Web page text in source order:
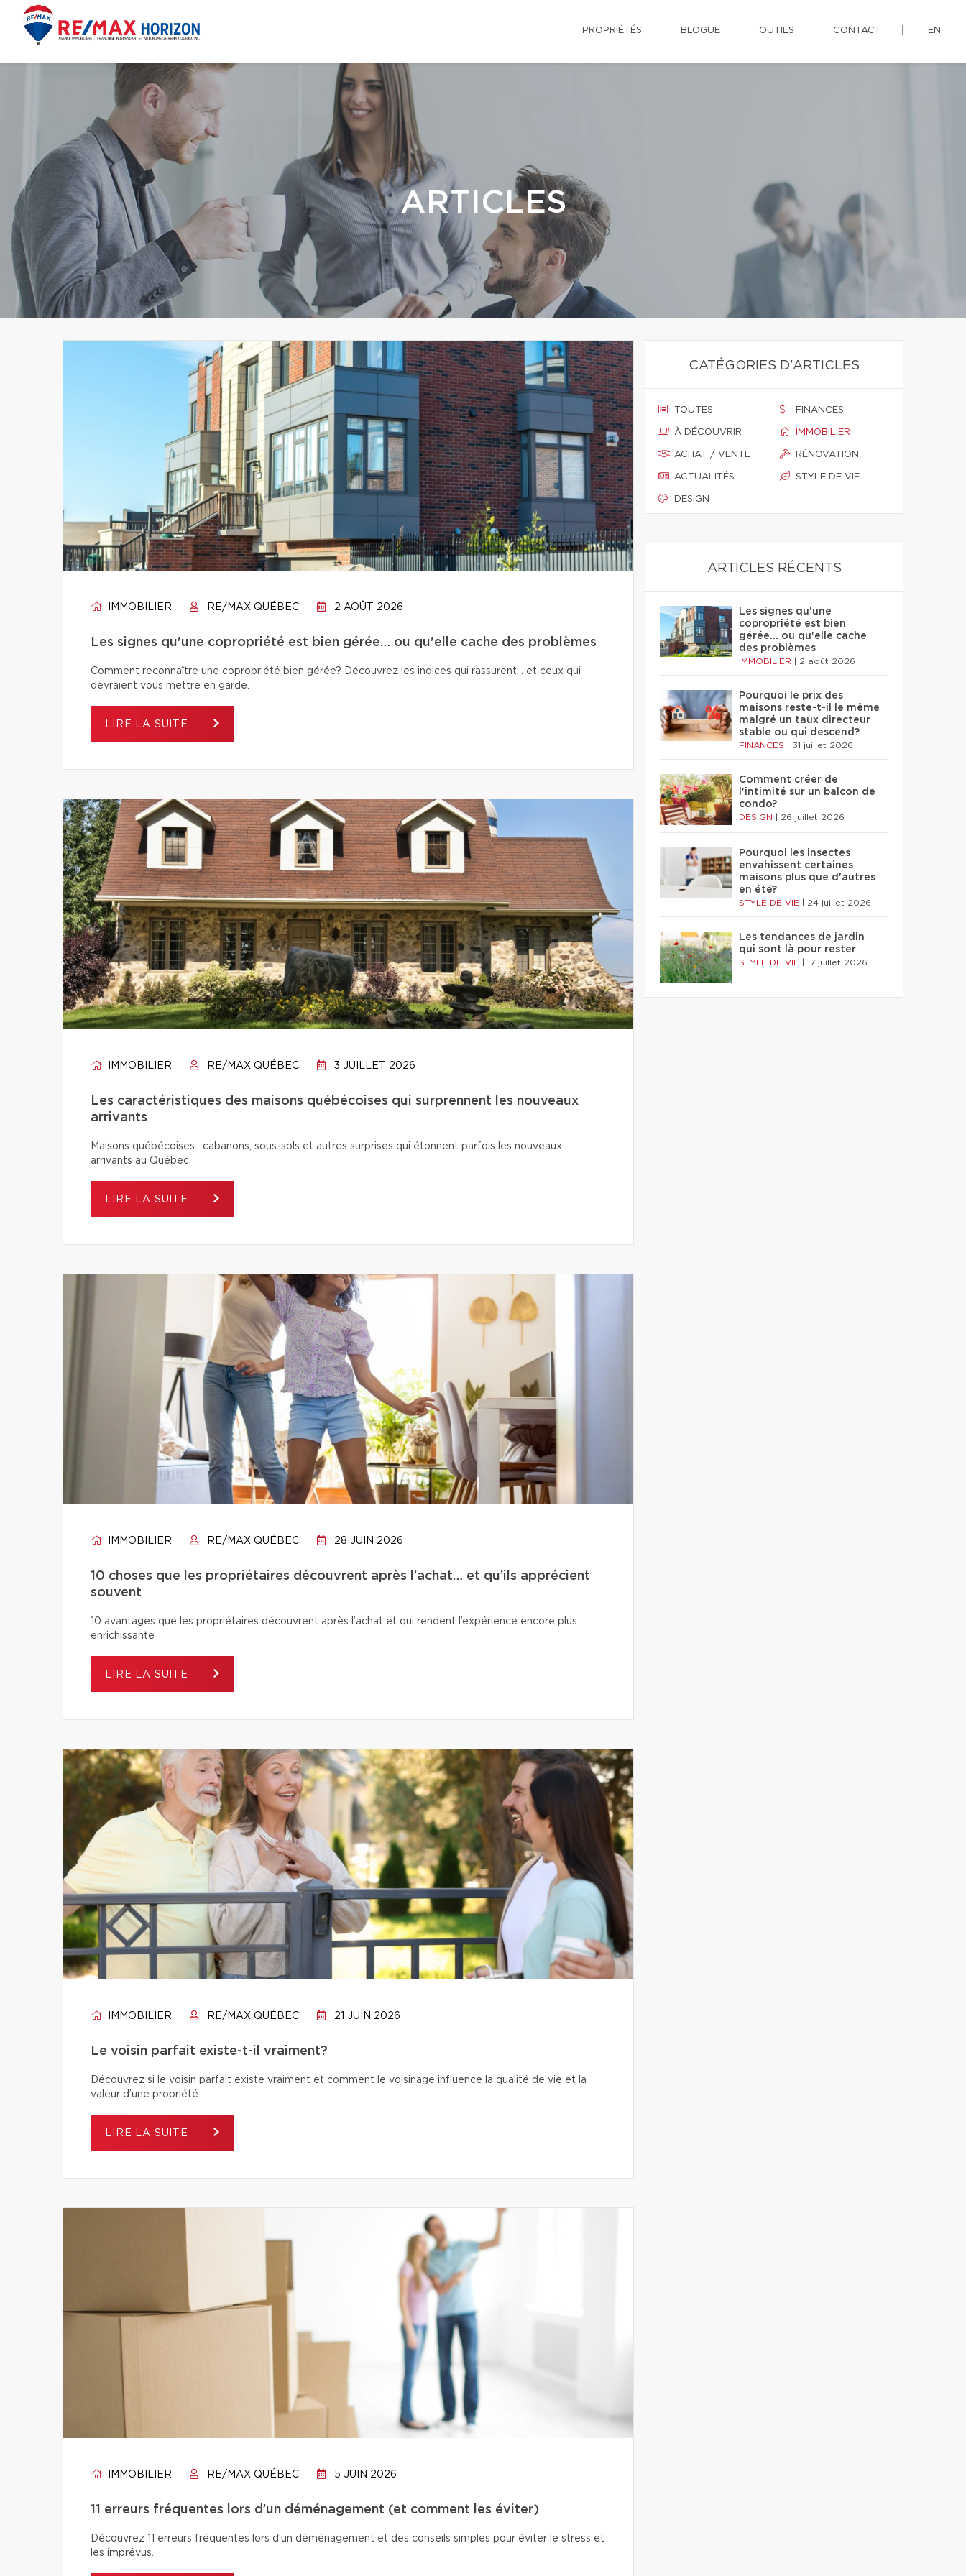
PROPRIÉTÉS BLOGUE OUTILS CONTACT EN
ARTICLES
IMMOBILIER RE/MAX QUÉBEC 2 AOÛT 2026
Les signes qu'une copropriété est bien gérée… ou qu'elle cache des problèmes
Comment reconnaître une copropriété bien gérée? Découvrez les indices qui rassurent… et ceux qui
devraient vous mettre en garde.
LIRE LA SUITE
IMMOBILIER RE/MAX QUÉBEC 3 JUILLET 2026
Les caractéristiques des maisons québécoises qui surprennent les nouveaux
arrivants
Maisons québécoises : cabanons, sous-sols et autres surprises qui étonnent parfois les nouveaux
arrivants au Québec.
LIRE LA SUITE
IMMOBILIER RE/MAX QUÉBEC 28 JUIN 2026
10 choses que les propriétaires découvrent après l’achat… et qu’ils apprécient
souvent
10 avantages que les propriétaires découvrent après l’achat et qui rendent l’expérience encore plus
enrichissante
LIRE LA SUITE
IMMOBILIER RE/MAX QUÉBEC 21 JUIN 2026
Le voisin parfait existe-t-il vraiment?
Découvrez si le voisin parfait existe vraiment et comment le voisinage influence la qualité de vie et la
valeur d’une propriété.
LIRE LA SUITE
IMMOBILIER RE/MAX QUÉBEC 5 JUIN 2026
11 erreurs fréquentes lors d’un déménagement (et comment les éviter)
Découvrez 11 erreurs fréquentes lors d’un déménagement et des conseils simples pour éviter le stress et
les imprévus.
CATÉGORIES D'ARTICLES
TOUTES
À DÉCOUVRIR
ACHAT / VENTE
ACTUALITÉS
DESIGN
FINANCES
IMMOBILIER
RÉNOVATION
STYLE DE VIE
ARTICLES RÉCENTS
Les signes qu'une
copropriété est bien
gérée… ou qu'elle cache
des problèmes
IMMOBILIER 2 août 2026
Pourquoi le prix des
maisons reste-t-il le même
malgré un taux directeur
stable ou qui descend?
FINANCES 31 juillet 2026
Comment créer de
l'intimité sur un balcon de
condo?
DESIGN 26 juillet 2026
Pourquoi les insectes
envahissent certaines
maisons plus que d'autres
en été?
STYLE DE VIE 24 juillet 2026
Les tendances de jardin
qui sont là pour rester
STYLE DE VIE 17 juillet 2026